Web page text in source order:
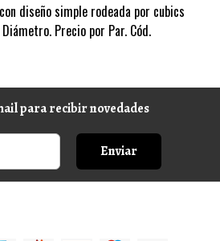
diseño simple rodeada por cubics
Precio por Par. Cód.
para recibir novedades
Enviar